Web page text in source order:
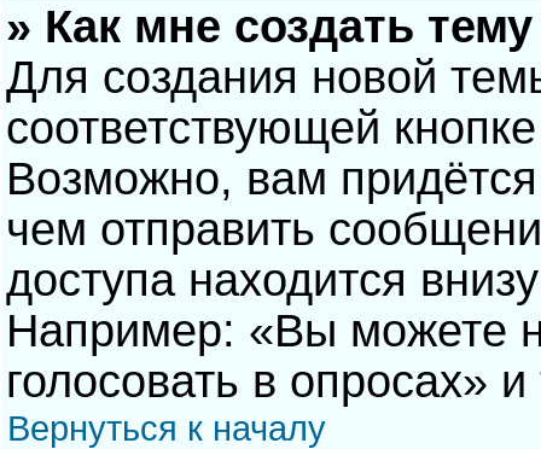
» Как мне создать
Для создания новой
соответствующей
Возможно, вам
чем отправить
доступа находится
Например: «Вы можете
голосовать в опросах» и
Вернуться к началу